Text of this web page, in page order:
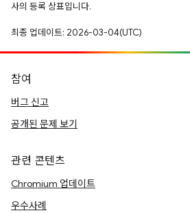
사의 등록 상표입니다.
최종 업데이트: 2026-03-04(UTC)
참여
버그 신고
공개된 문제 보기
관련 콘텐츠
Chromium 업데이트
우수사례